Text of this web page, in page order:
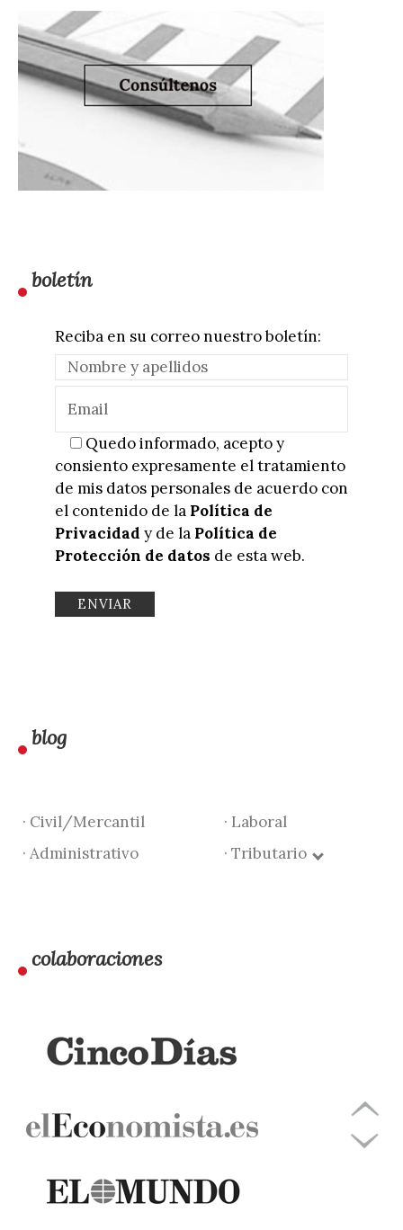
boletín
Reciba en su correo nuestro boletín:
Quedo informado, acepto y
consiento expresamente el tratamiento
de mis datos personales de acuerdo con
el contenido de la Política de
Privacidad y de la Política de
Protección de datos de esta web.
blog
· Civil/Mercantil
· Laboral
· Administrativo
· Tributario
colaboraciones